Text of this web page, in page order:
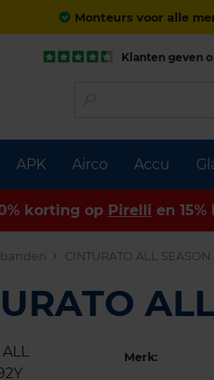
Monteurs voor alle
APK Airco Accu
Klanten geven
korting op Pirelli en
CINTURATO ALL SEASON
Merk: